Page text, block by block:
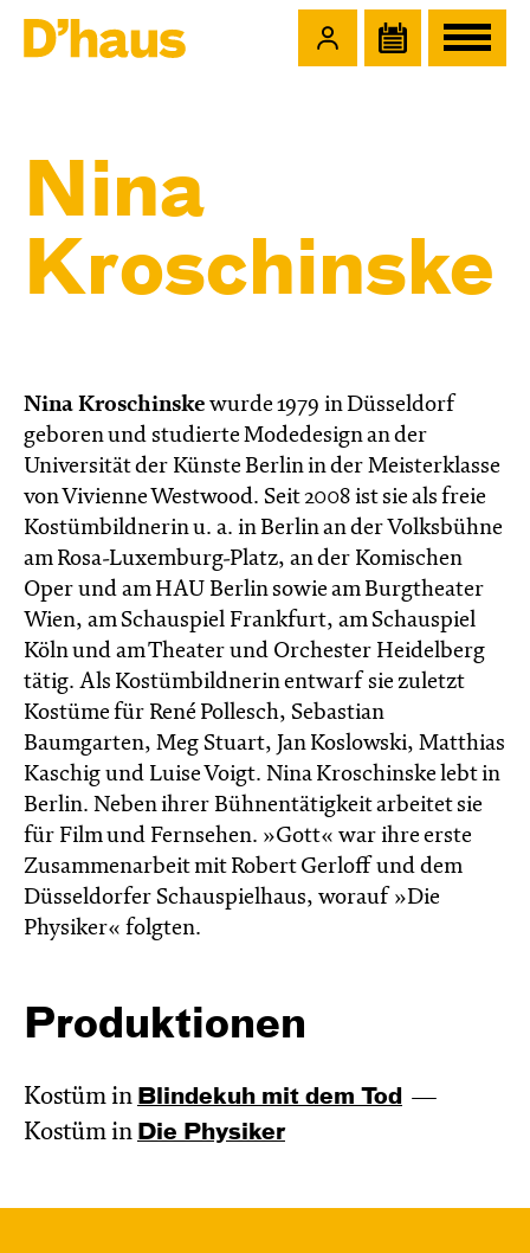
Nina
Kroschinske
Nina Kroschinske wurde 1979 in Düsseldorf
geboren und studierte Modedesign an der
Universität der Künste Berlin in der Meisterklasse
von Vivienne Westwood. Seit 2008 ist sie als freie
Kostümbildnerin u. a. in Berlin an der Volksbühne
am Rosa-Luxemburg-Platz, an der Komischen
Oper und am HAU Berlin sowie am Burgtheater
Wien, am Schauspiel Frankfurt, am Schauspiel
Köln und am Theater und Orchester Heidelberg
tätig. Als Kostümbildnerin entwarf sie zuletzt
Kostüme für René Pollesch, Sebastian
Baumgarten, Meg Stuart, Jan Koslowski, Matthias
Kaschig und Luise Voigt. Nina Kroschinske lebt in
Berlin. Neben ihrer Bühnentätigkeit arbeitet sie
für Film und Fernsehen. »Gott« war ihre erste
Zusammenarbeit mit Robert Gerloff und dem
Düsseldorfer Schauspielhaus, worauf »Die
Physiker« folgten.
Produktionen
Kostüm in Blinde­kuh mit dem Tod
Kostüm in Die Physiker